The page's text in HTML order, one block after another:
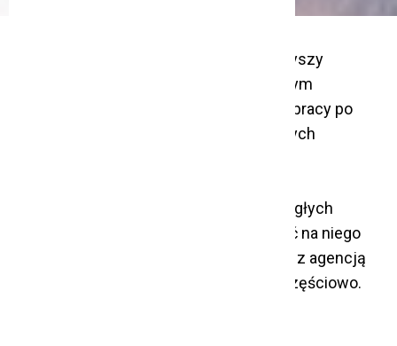
Niepewność — to słowo, które towarzyszy
obecnie zatrudniającym i poszukującym
zatrudnienia na całym świecie. Rynek pracy po
pandemii COVID-19, w obliczu rosnących
przemianom i dopasowywać się do nagłych
wahań w popycie i podaży. Jak znaleźć na niego
odpowiedź? Może nią być współpraca z agencją
pracy tymczasowej — przynajmniej częściowo.